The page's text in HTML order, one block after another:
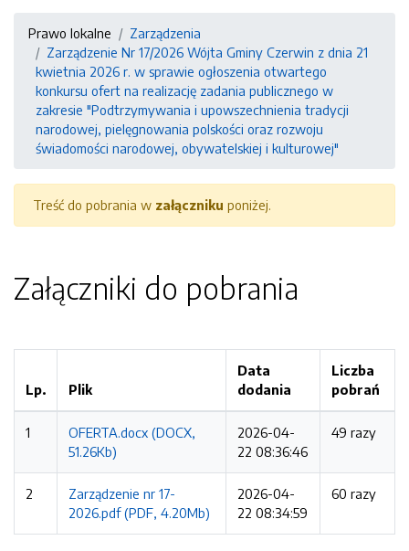
Prawo lokalne
Zarządzenia
Zarządzenie Nr 17/2026 Wójta Gminy Czerwin z dnia 21
kwietnia 2026 r. w sprawie ogłoszenia otwartego
konkursu ofert na realizację zadania publicznego w
zakresie "Podtrzymywania i upowszechnienia tradycji
narodowej, pielęgnowania polskości oraz rozwoju
świadomości narodowej, obywatelskiej i kulturowej"
Treść do pobrania w załączniku poniżej.
Załączniki do pobrania
Lp. Plik
Data
dodania
Liczba
pobrań
1
OFERTA.docx (DOCX,
51.26Kb)
2026-04-
22 08:36:46
49 razy
2
Zarządzenie nr 17-
2026.pdf (PDF, 4.20Mb)
2026-04-
22 08:34:59
60 razy